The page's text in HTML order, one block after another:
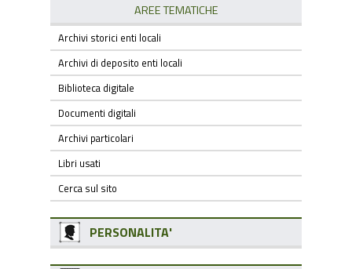
AREE TEMATICHE
Archivi storici enti locali
Archivi di deposito enti locali
Biblioteca digitale
Documenti digitali
Archivi particolari
Libri usati
Cerca sul sito
PERSONALITA'